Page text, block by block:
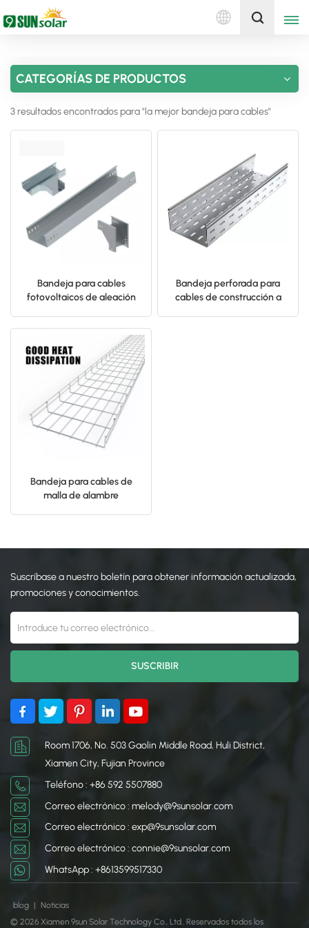
Español
English
Deutsch
español
português
العربية
Obtenga una cotización
CATEGORÍAS DE PRODUCTOS
3 resultados encontrados para "la mejor bandeja para cables"
Bandeja para cables
fotovoltaicos de aleación
Bandeja perforada para
cables de construcción a
Bandeja para cables de
malla de alambre
Suscríbase a nuestro boletín para obtener información actualizada,
promociones y conocimientos.
Room 1706, No. 503 Gaolin Middle Road, Huli District,
Xiamen City, Fujian Province
Teléfono : +86 592 5507880
Correo electrónico : melody@9sunsolar.com
Correo electrónico : exp@9sunsolar.com
Correo electrónico : connie@9sunsolar.com
WhatsApp : +8613599517330
blog | Noticias
© 2026 Xiamen 9sun Solar Technology Co., Ltd.. Reservados todos los